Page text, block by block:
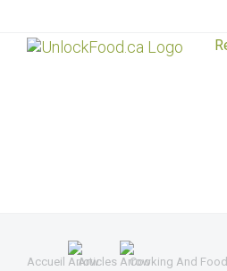
Accueil Articles Cooking And Food